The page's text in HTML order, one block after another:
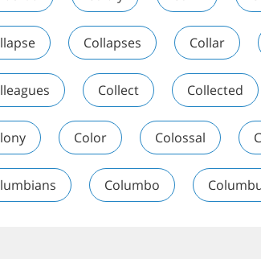
Collapses Collar
Collect Collected
Color Colossal
Columbo